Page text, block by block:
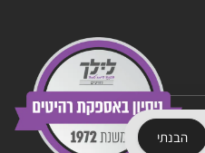
הבנתי